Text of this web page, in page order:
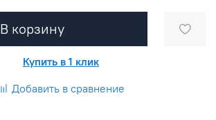
В корзину
Купить в 1 клик
Добавить в сравнение